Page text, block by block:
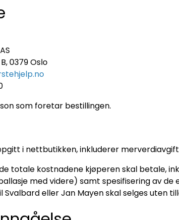
0379 Oslo
356 800
som foretar bestillingen.
i nettbutikken, inkluderer
totale kostnadene kjøperen skal betale,
med videre) samt spesifisering av
Svalbard eller Jan Mayen skal selges uten